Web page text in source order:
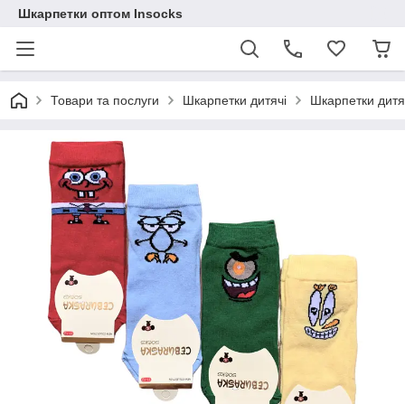
Шкарпетки оптом Insocks
Товари та послуги Шкарпетки дитячі Шкарпетки